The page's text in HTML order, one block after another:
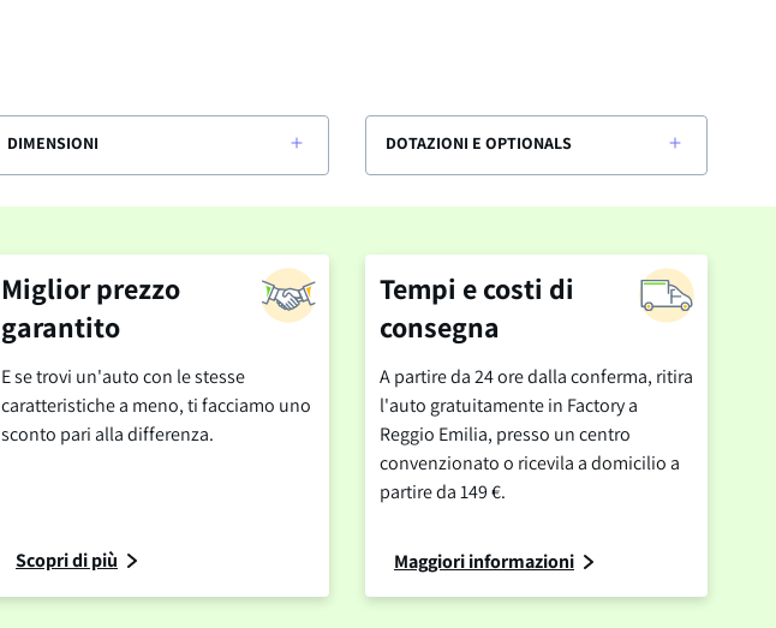
DIMENSIONI DOTAZIONI E OPTIONALS
Miglior prezzo
garantito
E se trovi un'auto con le stesse
caratteristiche a meno, ti facciamo uno
sconto pari alla differenza.
Scopri di più
Tempi e costi di
consegna
A partire da 24 ore dalla conferma, ritira
l'auto gratuitamente in Factory a
Reggio Emilia, presso un centro
convenzionato o ricevila a domicilio a
partire da 149 €.
Maggiori informazioni